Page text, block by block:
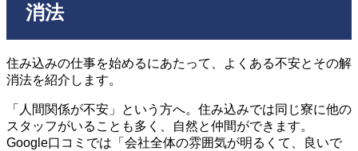
消法
住み込みの仕事を始めるにあたって、よくある不安とその解
消法を紹介します。
「人間関係が不安」という方へ。住み込みでは同じ寮に他の
スタッフがいることも多く、自然と仲間ができます。
Google口コミでは「会社全体の雰囲気が明るくて、良いで